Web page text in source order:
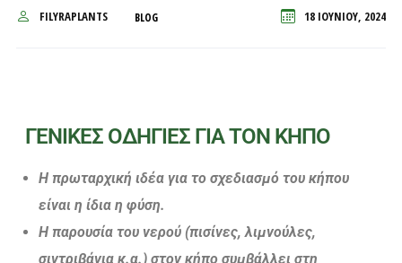
FILYRAPLANTS BLOG 18 ΙΟΥΝΊΟΥ, 2024
ΓΕΝΙΚΕΣ ΟΔΗΓΙΕΣ ΓΙΑ ΤΟΝ ΚΗΠΟ
Η πρωταρχική ιδέα για το σχεδιασμό του κήπου
είναι η ίδια η φύση.
Η παρουσία του νερού (πισίνες, λιμνούλες,
σιντριβάνια κ.α.) στον κήπο συμβάλλει στη